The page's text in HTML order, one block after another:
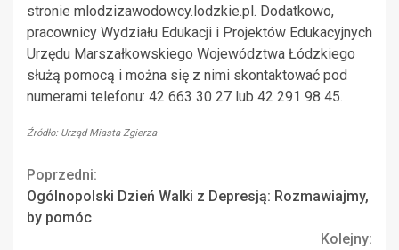
stronie mlodzizawodowcy.lodzkie.pl. Dodatkowo,
pracownicy Wydziału Edukacji i Projektów Edukacyjnych
Urzędu Marszałkowskiego Województwa Łódzkiego
służą pomocą i można się z nimi skontaktować pod
numerami telefonu: 42 663 30 27 lub 42 291 98 45.
Źródło: Urząd Miasta Zgierza
Continue
Reading
Poprzedni:
Ogólnopolski Dzień Walki z Depresją: Rozmawiajmy,
by pomóc
Kolejny: